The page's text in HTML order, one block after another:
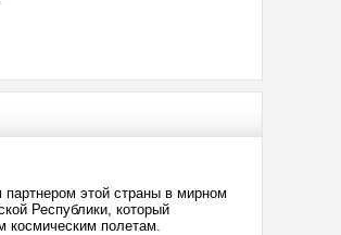
этой страны в мирном
Республики, который
космическим полетам.